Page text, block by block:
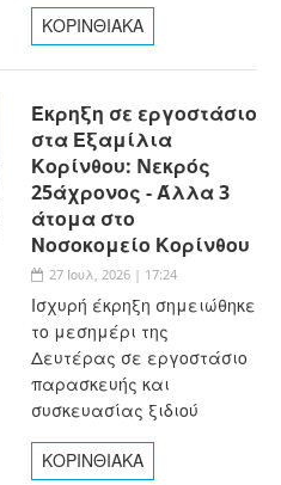
ΚΟΡΙΝΘΙΑΚΑ
Έκρηξη σε εργοστάσιο
στα Εξαμίλια
Κορίνθου: Nεκρός
25άχρονος - Άλλα 3
άτομα στο
Νοσοκομείο Κορίνθου
27 Ιουλ, 2026 | 17:24
Ισχυρή έκρηξη σημειώθηκε
το μεσημέρι της
Δευτέρας σε εργοστάσιο
παρασκευής και
συσκευασίας ξιδιού
ΚΟΡΙΝΘΙΑΚΑ